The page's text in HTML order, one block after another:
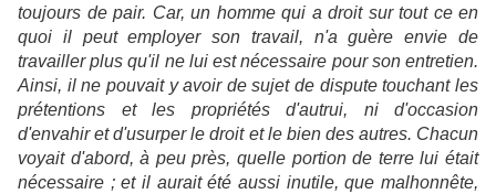
toujours de pair. Car, un homme qui a droit sur tout ce en
quoi il peut employer son travail, n'a guère envie de
travailler plus qu'il ne lui est nécessaire pour son entretien.
Ainsi, il ne pouvait y avoir de sujet de dispute touchant les
prétentions et les propriétés d'autrui, ni d'occasion
d'envahir et d'usurper le droit et le bien des autres. Chacun
voyait d'abord, à peu près, quelle portion de terre lui était
nécessaire ; et il aurait été aussi inutile, que malhonnête,